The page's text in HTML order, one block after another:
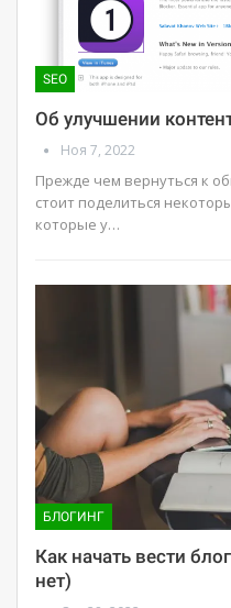
SEO
Об улучшении
Ноя 7, 2022
Прежде чем вернуться к
стоит поделиться
которые у…
БЛОГИНГ
Как начать вести
нет)